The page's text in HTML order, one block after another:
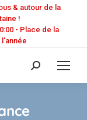
& autour de la
!
- Place de la
l'année
Recherche
: